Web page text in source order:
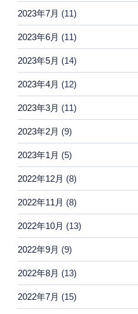
2023年7月 (11)
2023年6月 (11)
2023年5月 (14)
2023年4月 (12)
2023年3月 (11)
2023年2月 (9)
2023年1月 (5)
2022年12月 (8)
2022年11月 (8)
2022年10月 (13)
2022年9月 (9)
2022年8月 (13)
2022年7月 (15)